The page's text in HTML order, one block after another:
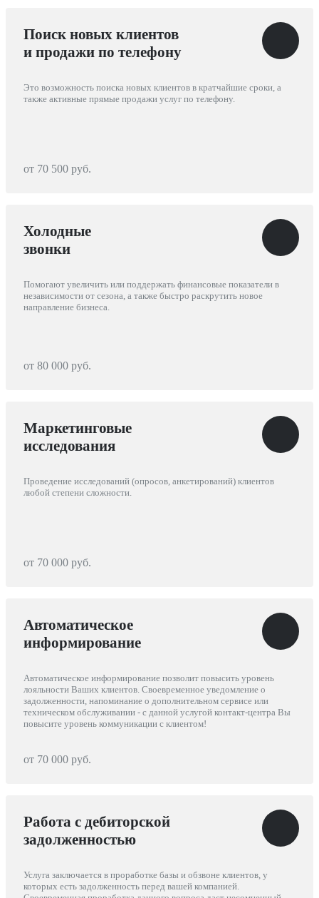
Поиск новых клиентов
и продажи по телефону
Это возможность поиска новых клиентов в кратчайшие сроки, а
также активные прямые продажи услуг по телефону.
от 70 500 руб.
Холодные
звонки
Помогают увеличить или поддержать финансовые показатели в
независимости от сезона, а также быстро раскрутить новое
направление бизнеса.
от 80 000 руб.
Маркетинговые
исследования
Проведение исследований (опросов, анкетирований) клиентов
любой степени сложности.
от 70 000 руб.
Автоматическое
информирование
Автоматическое информирование позволит повысить уровень
лояльности Ваших клиентов. Своевременное уведомление о
задолженности, напоминание о дополнительном сервисе или
техническом обслуживании - с данной услугой контакт-центра Вы
повысите уровень коммуникации с клиентом!
от 70 000 руб.
Работа с дебиторской
задолженностью
Услуга заключается в проработке базы и обзвоне клиентов, у
которых есть задолженность перед вашей компанией.